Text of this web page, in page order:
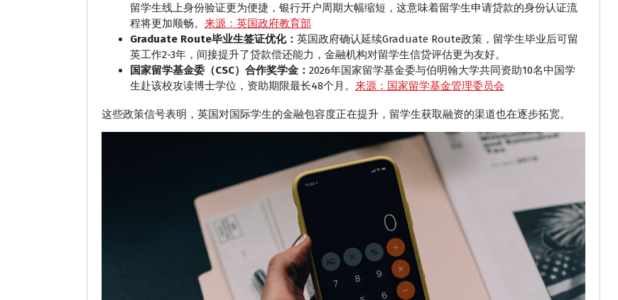
留学生线上身份验证更为便捷，银行开户周期大幅缩短，这意味着留学生申请贷款的身份认证流
程将更加顺畅。 来源：英国政府教育部
Graduate Route毕业生签证优化： 英国政府确认延续Graduate Route政策，留学生毕业后可留
英工作2-3年，间接提升了贷款偿还能力，金融机构对留学生信贷评估更为友好。
国家留学基金委（CSC）合作奖学金： 2026年国家留学基金委与伯明翰大学共同资助10名中国学
生赴该校攻读博士学位，资助期限最长48个月。 来源：国家留学基金管理委员会
这些政策信号表明，英国对国际学生的金融包容度正在提升，留学生获取融资的渠道也在逐步拓宽。